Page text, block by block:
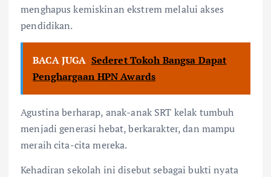
menghapus kemiskinan ekstrem melalui akses
pendidikan.
BACA JUGA Sederet Tokoh Bangsa Dapat
Penghargaan HPN Awards
Agustina berharap, anak-anak SRT kelak tumbuh
menjadi generasi hebat, berkarakter, dan mampu
meraih cita-cita mereka.
Kehadiran sekolah ini disebut sebagai bukti nyata